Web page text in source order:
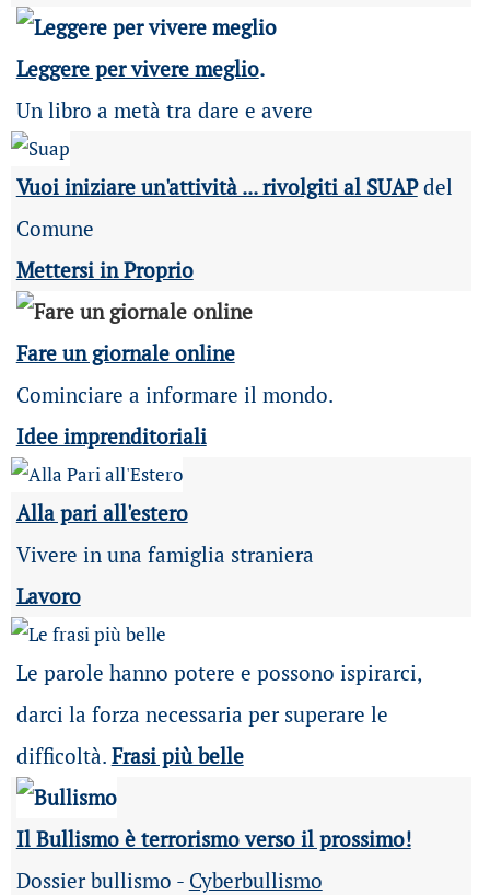
Leggere per vivere meglio.
Un libro a metà tra dare e avere
Vuoi iniziare un'attività ... rivolgiti al SUAPdel
Comune
Mettersi in Proprio
Fare un giornale online
Cominciare a informare il mondo.
Idee imprenditoriali
Alla pari all'estero
Vivere in una famiglia straniera
Lavoro
Le parole hanno potere e possono ispirarci,
darci la forza necessaria per superare le
difficoltà. Frasi più belle
Il Bullismo è terrorismo verso il prossimo!
Dossier bullismo - Cyberbullismo